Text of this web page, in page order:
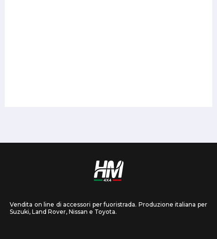
Vendita on line di accessori per fuoristrada. Produzione italiana per
Suzuki, Land Rover, Nissan e Toyota.